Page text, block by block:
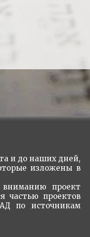
и до наших дней,
изложены в
вниманию проект
частью проектов
по источникам